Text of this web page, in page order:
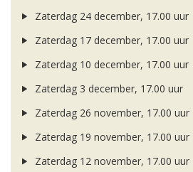
Zaterdag 24 december, 17.00 uur
Zaterdag 17 december, 17.00 uur
Zaterdag 10 december, 17.00 uur
Zaterdag 3 december, 17.00 uur
Zaterdag 26 november, 17.00 uur
Zaterdag 19 november, 17.00 uur
Zaterdag 12 november, 17.00 uur